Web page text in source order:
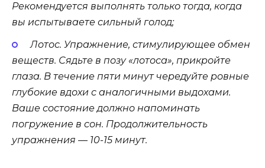
Рекомендуется выполнять только тогда, когда
вы испытываете сильный голод;
Лотос. Упражнение, стимулирующее обмен
веществ. Сядьте в позу «лотоса», прикройте
глаза. В течение пяти минут чередуйте ровные
глубокие вдохи с аналогичными выдохами.
Ваше состояние должно напоминать
погружение в сон. Продолжительность
упражнения — 10-15 минут.